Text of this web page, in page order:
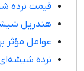
قیمت نرده
هندریل
عوامل مؤثر
نرده